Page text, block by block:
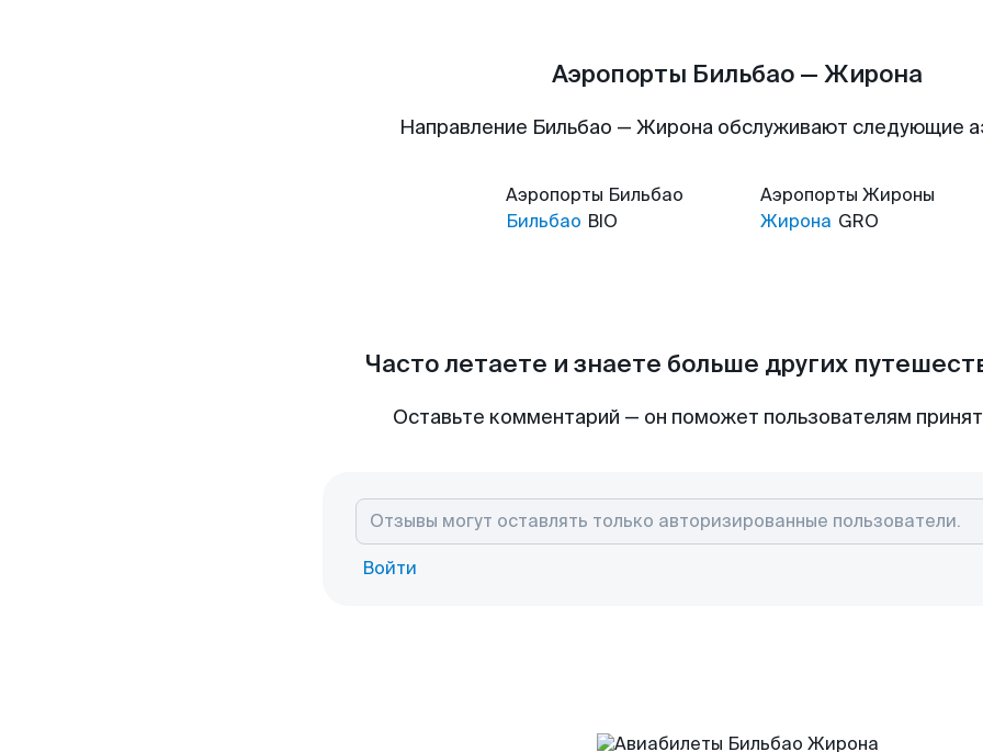
Аэропорты Бильбао — Жирона
Направление Бильбао — Жирона обслуживают следующие
Аэропорты Бильбао
Бильбао BIO
Аэропорты Жироны
Жирона GRO
Часто летаете и знаете больше других
Оставьте комментарий — он поможет пользователям
Войти